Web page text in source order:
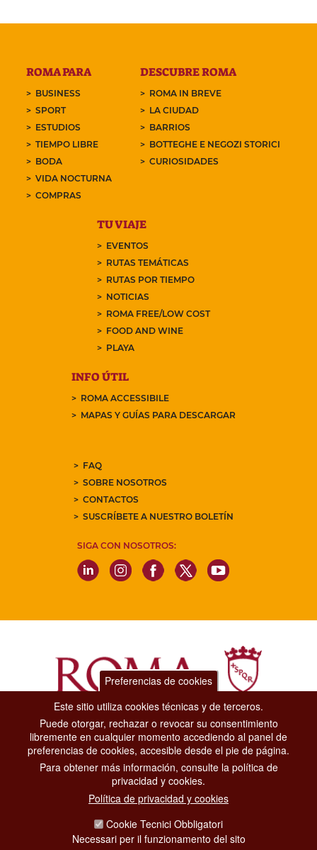
ROMA PARA
BUSINESS
SPORT
ESTUDIOS
TIEMPO LIBRE
BODA
VIDA NOCTURNA
COMPRAS
DESCUBRE ROMA
ROMA IN BREVE
LA CIUDAD
BARRIOS
BOTTEGHE E NEGOZI STORICI
CURIOSIDADES
TU VIAJE
EVENTOS
RUTAS TEMÁTICAS
RUTAS POR TIEMPO
NOTICIAS
ROMA FREE/LOW COST
FOOD AND WINE
PLAYA
INFO ÚTIL
ROMA ACCESSIBILE
MAPAS Y GUÍAS PARA DESCARGAR
FAQ
SOBRE NOSOTROS
CONTACTOS
SUSCRÍBETE A NUESTRO BOLETÍN
SIGA CON NOSOTROS:
Dipartimento Grandi Eventi, Sport, Turismo e Moda.
Via di San Basilio, 51
00187 Roma
CONTACT CENTER TEL. 06 06 08
CONTATTA LA REDAZIONE
Preferencias de cookies
Este sitio utiliza cookies técnicas y de terceros.
Puede otorgar, rechazar o revocar su consentimiento
libremente en cualquier momento accediendo al panel de
preferencias de cookies, accesible desde el pie de página.
Para obtener más información, consulte la política de
privacidad y cookies.
Política de privacidad y cookies
Cookie Tecnici Obbligatori
Necessari per il funzionamento del sito